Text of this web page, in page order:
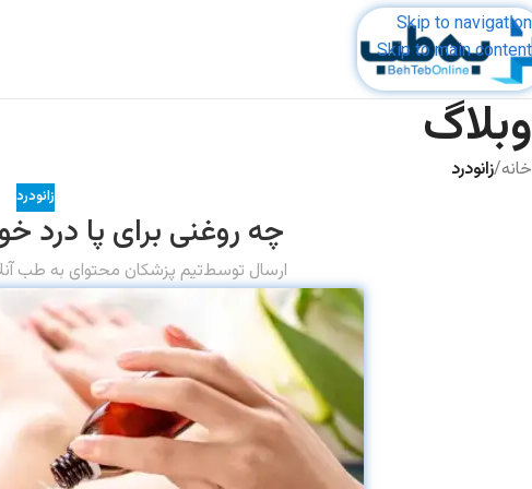
Skip to navigation
Skip to main content
وبلاگ
خانه/زانودرد
زانودرد
چه روغنی برای پا درد
ارسال توسطتیم پزشکان محتوای به طب